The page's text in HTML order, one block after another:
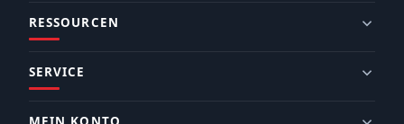
RESSOURCEN
SERVICE